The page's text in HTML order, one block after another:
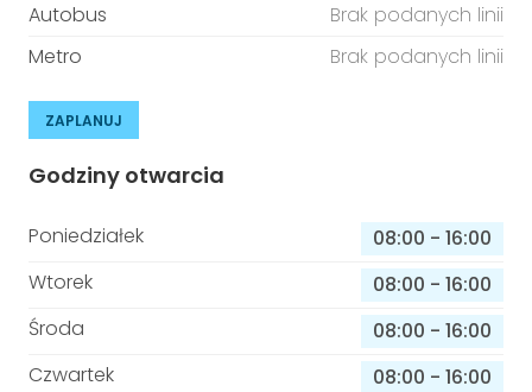
Autobus
Brak podanych linii
Metro
Brak podanych linii
ZAPLANUJ
Godziny otwarcia
Poniedziałek 08:00 - 16:00
Wtorek
08:00 - 16:00
Środa
08:00 - 16:00
Czwartek
08:00 - 16:00